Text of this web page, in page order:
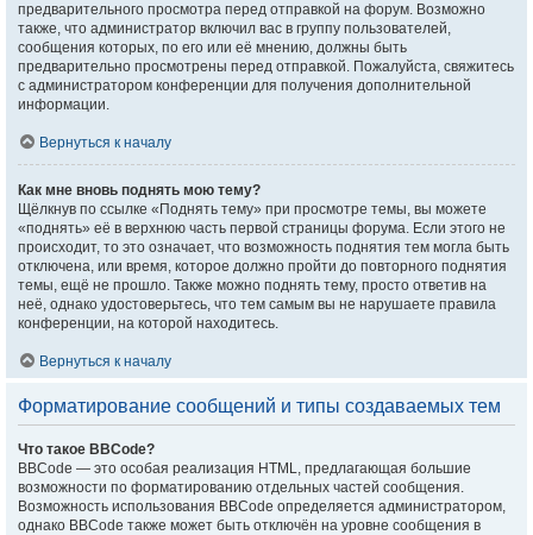
предварительного просмотра перед отправкой на форум. Возможно
также, что администратор включил вас в группу пользователей,
сообщения которых, по его или её мнению, должны быть
предварительно просмотрены перед отправкой. Пожалуйста, свяжитесь
с администратором конференции для получения дополнительной
информации.
Вернуться к началу
Как мне вновь поднять мою тему?
Щёлкнув по ссылке «Поднять тему» при просмотре темы, вы можете
«поднять» её в верхнюю часть первой страницы форума. Если этого не
происходит, то это означает, что возможность поднятия тем могла быть
отключена, или время, которое должно пройти до повторного поднятия
темы, ещё не прошло. Также можно поднять тему, просто ответив на
неё, однако удостоверьтесь, что тем самым вы не нарушаете правила
конференции, на которой находитесь.
Вернуться к началу
Форматирование сообщений и типы создаваемых тем
Что такое BBCode?
BBCode — это особая реализация HTML, предлагающая большие
возможности по форматированию отдельных частей сообщения.
Возможность использования BBCode определяется администратором,
однако BBCode также может быть отключён на уровне сообщения в